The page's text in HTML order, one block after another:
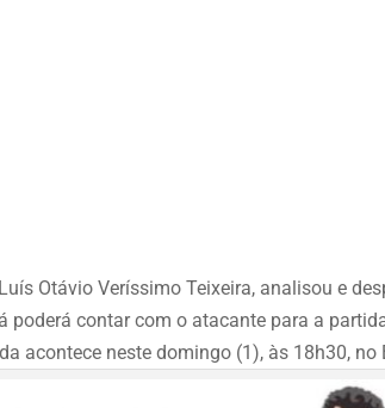
Otávio Veríssimo Teixeira, analisou e
poderá contar com o atacante para a
acontece neste domingo (1), às 18h30, no